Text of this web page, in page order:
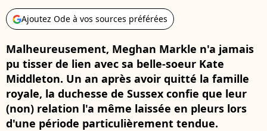
Ajoutez Ode à vos sources préférées
Malheureusement, Meghan Markle n'a jamais
pu tisser de lien avec sa belle-soeur Kate
Middleton. Un an après avoir quitté la famille
royale, la duchesse de Sussex confie que leur
(non) relation l'a même laissée en pleurs lors
d'une période particulièrement tendue.